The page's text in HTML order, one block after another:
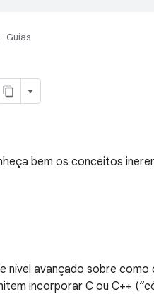
Guias
bem os conceitos
avançado sobre como
incorporar C ou C++